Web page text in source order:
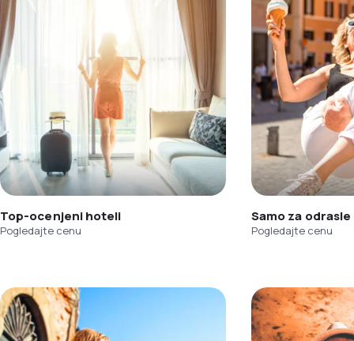
Top-ocenjeni hoteli
Pogledajte cenu
Samo za odrasle
Pogledajte cenu